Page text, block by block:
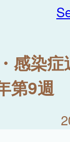
感染症
第9週